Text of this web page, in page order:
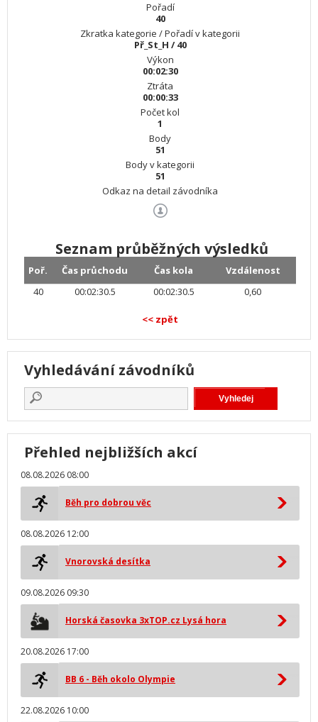
Pořadí
40
Zkratka kategorie / Pořadí v kategorii
Př_St_H / 40
Výkon
00:02:30
Ztráta
00:00:33
Počet kol
1
Body
51
Body v kategorii
51
Odkaz na detail závodníka
Seznam průběžných výsledků
Poř. Čas průchodu Čas kola
Vzdálenost
40
00:02:30.5 00:02:30.5 0,60
<< zpět
Vyhledávání závodníků
Přehled nejbližších akcí
08.08.2026 08:00
Běh pro dobrou věc
08.08.2026 12:00
Vnorovská desítka
09.08.2026 09:30
Horská časovka 3xTOP.cz Lysá hora
20.08.2026 17:00
BB 6 - Běh okolo Olympie
22.08.2026 10:00